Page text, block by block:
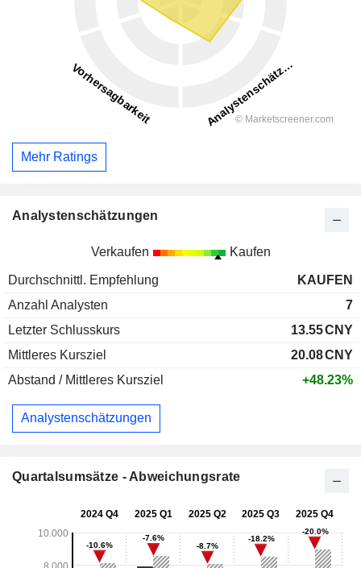
Mehr Ratings
Analystenschätzungen
Verkaufen Kaufen
Durchschnittl. Empfehlung
KAUFEN
Anzahl Analysten
7
Letzter Schlusskurs
13.55CNY
Mittleres Kursziel
20.08CNY
Abstand / Mittleres Kursziel
+48.23%
Analystenschätzungen
Quartalsumsätze - Abweichungsrate